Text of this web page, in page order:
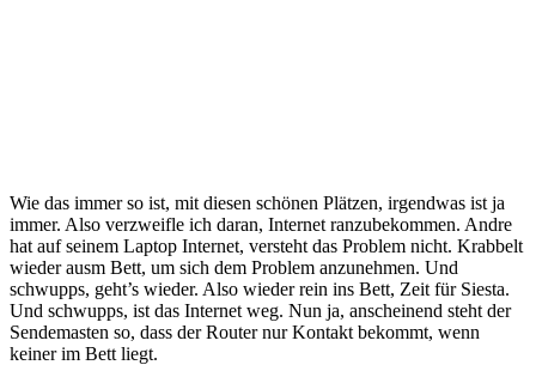
Wie das immer so ist, mit diesen schönen Plätzen, irgendwas ist ja
immer. Also verzweifle ich daran, Internet ranzubekommen. Andre
hat auf seinem Laptop Internet, versteht das Problem nicht. Krabbelt
wieder ausm Bett, um sich dem Problem anzunehmen. Und
schwupps, geht’s wieder. Also wieder rein ins Bett, Zeit für Siesta.
Und schwupps, ist das Internet weg. Nun ja, anscheinend steht der
Sendemasten so, dass der Router nur Kontakt bekommt, wenn
keiner im Bett liegt.